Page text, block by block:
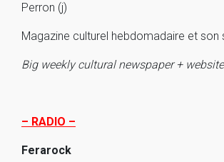
Perron (j)
Magazine culturel hebdomadaire et son
Big weekly cultural newspaper +
– RADIO –
Ferarock